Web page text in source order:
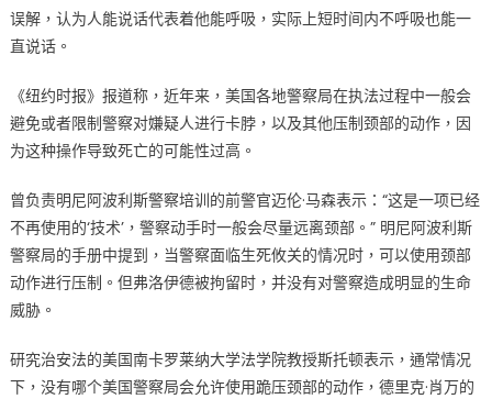
误解，认为人能说话代表着他能呼吸，实际上短时间内不呼吸也能一
直说话。
《纽约时报》报道称，近年来，美国各地警察局在执法过程中一般会
避免或者限制警察对嫌疑人进行卡脖，以及其他压制颈部的动作，因
为这种操作导致死亡的可能性过高。
曾负责明尼阿波利斯警察培训的前警官迈伦·马森表示：“这是一项已经
不再使用的‘技术’，警察动手时一般会尽量远离颈部。” 明尼阿波利斯
警察局的手册中提到，当警察面临生死攸关的情况时，可以使用颈部
动作进行压制。但弗洛伊德被拘留时，并没有对警察造成明显的生命
威胁。
研究治安法的美国南卡罗莱纳大学法学院教授斯托顿表示，通常情况
下，没有哪个美国警察局会允许使用跪压颈部的动作，德里克·肖万的